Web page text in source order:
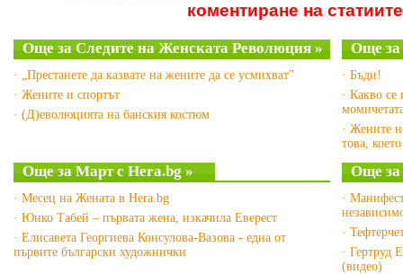
коментиране на статиите
Още за Следите на Женската Революция »
· „Престанете да казвате на жените да се усмихват”
· Жените и спортът
· (Д)еволюцията на банския костюм
Още за
· Бъди!
· Какво
· Жените
това,
Още за Март с Hera.bg »
· Месец на Жената в Hera.bg
· Юнко Табей – първата жена, изкачила Еверест
· Елисавета Георгиева Консулова-Вазова - една от
първите български художнички
Още
·
·
· Гертруд
(видео)